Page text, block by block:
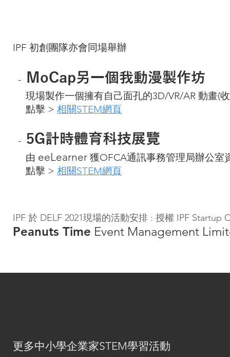
IPF 初創團隊亦會同場舉辦
- MoCap另一個我動漫製作坊
現場製作一個擁有自己面孔的3D/VR/AR 動畫(
點擊 > 相關STEM網頁
- 5G計時體育科技展覽
由 eeLearner 獲OFCA通訊事務管理局辦公室
點擊 > 相關STEM網頁
IPF 於 DELF 2021現場的活動安排 : 授權 IPF Startup
Peanuts Time Event Management
更多中小學企業家STEM學習活動